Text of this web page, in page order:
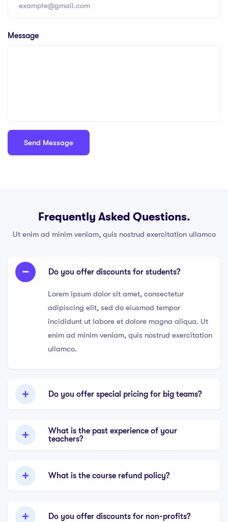
Message
Frequently Asked Questions.
Ut enim ad minim veniam, quis nostrud exercitation ullamco
Do you offer discounts for students?
Lorem ipsum dolor sit amet, consectetur
adipiscing elit, sed do eiusmod tempor
incididunt ut labore et dolore magna aliqua. Ut
enim ad minim veniam, quis nostrud exercitation
ullamco.
Do you offer special pricing for big teams?
What is the past experience of your
teachers?
What is the course refund policy?
Do you offer discounts for non-profits?